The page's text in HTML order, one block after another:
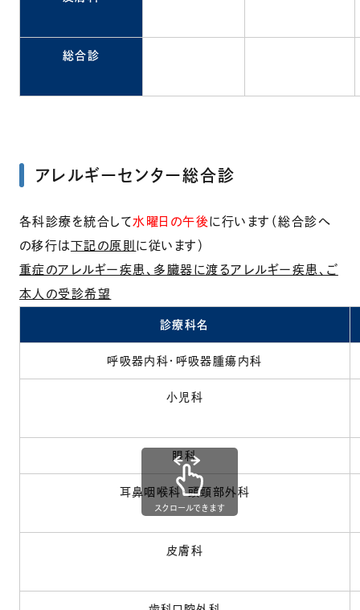
総合診
アレルギーセンター総合診
各科診療を統合して水曜日の午後 に行います（総合診へ
の移行は下記の原則 に従います）
重症のアレルギー疾患、多臓器に渡るアレルギー疾患、ご
本人の受診希望
診療科名
呼吸器内科・呼吸器腫瘍内科
小児科
眼科
耳鼻咽喉科・頭頸部外科
皮膚科
スクロールできます